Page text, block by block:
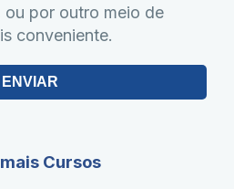
ou por outro meio de
conveniente.
ENVIAR
Cursos